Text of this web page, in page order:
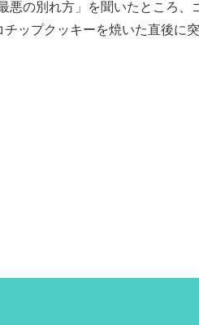
の別れ方」を聞いたところ、
ップクッキーを焼いた直後に